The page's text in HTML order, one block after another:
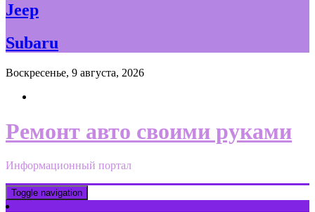
Jeep
Subaru
Воскресенье, 9 августа, 2026
Ремонт авто своими руками
Информационный портал
Toggle navigation